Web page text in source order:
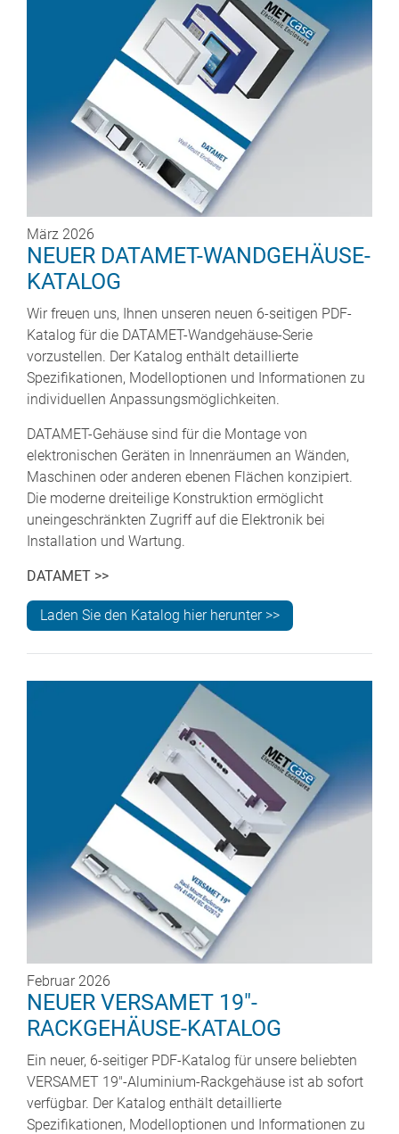
März 2026
NEUER DATAMET-WANDGEHÄUSE-
KATALOG
Wir freuen uns, Ihnen unseren neuen 6-seitigen PDF-
Katalog für die DATAMET-Wandgehäuse-Serie
vorzustellen. Der Katalog enthält detaillierte
Spezifikationen, Modelloptionen und Informationen zu
individuellen Anpassungsmöglichkeiten.
DATAMET-Gehäuse sind für die Montage von
elektronischen Geräten in Innenräumen an Wänden,
Maschinen oder anderen ebenen Flächen konzipiert.
Die moderne dreiteilige Konstruktion ermöglicht
uneingeschränkten Zugriff auf die Elektronik bei
Installation und Wartung.
DATAMET >>
Laden Sie den Katalog hier herunter >>
Februar 2026
NEUER VERSAMET 19"-
RACKGEHÄUSE-KATALOG
Ein neuer, 6-seitiger PDF-Katalog für unsere beliebten
VERSAMET 19"-Aluminium-Rackgehäuse ist ab sofort
verfügbar. Der Katalog enthält detaillierte
Spezifikationen, Modelloptionen und Informationen zu